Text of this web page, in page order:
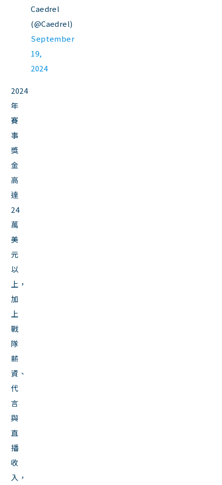
Caedrel
(@Caedrel)
September
19,
2024
2024
年
賽
事
獎
金
高
達
24
萬
美
元
以
上，
加
上
戰
隊
薪
資、
代
言
與
直
播
收
入，